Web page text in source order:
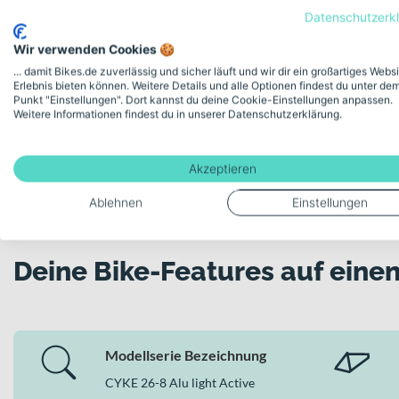
Laufräder in 26 Zoll für ein sicheres, stabiles Fahrgefühl
Zulässiges Gesamtgewicht von 100 kg für hohe
Erhältlich in „freshblue“ mit sportlicher Optik
Warum dieses Bike in der Kategorie
steht für kindgerechte und langlebige Fahrräder – und genau
zusammen ein stimmiges Gesamtpaket, das Dich sicher und
Deine Bike-Features auf
Modellserie Bezeichnung
CYKE 26-8 Alu light Active
Wir verwenden Cookies 🍪
... damit Bikes.de zuverlässig und sicher läuft und wir dir ein großartiges
Erlebnis bieten können. Weitere Details und alle Optionen findest du unter
Punkt "Einstellungen". Dort kannst du deine Cookie-Einstellungen anpassen.
Weitere Informationen findest du in unserer Datenschutzerklärung.
Akzeptieren
Ablehnen Einstellungen